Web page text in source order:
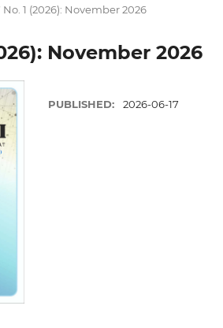
No. 1 (2026): November 2026
November 2026
PUBLISHED: 2026-06-17